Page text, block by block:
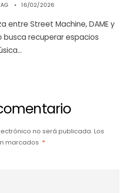
• 16/02/2026
entre Street Machine, DAME y
busca recuperar espacios
...
no será publicada. Los
marcados *